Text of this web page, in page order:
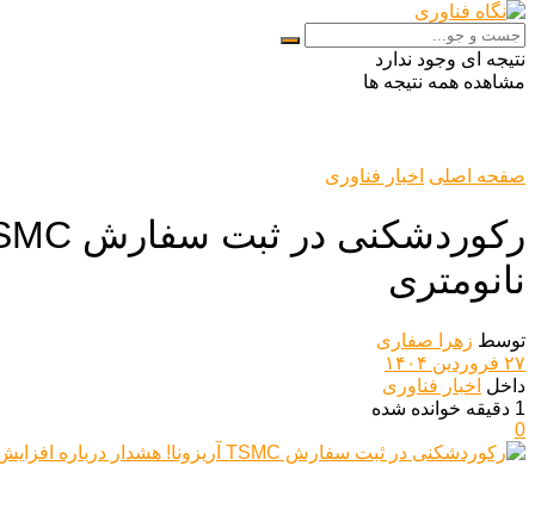
نتیجه ای وجود ندارد
مشاهده همه نتیجه ها
صفحه اصلی اخبار فناوری
نانومتری
توسط زهرا صفاری
۲۷ فروردین ۱۴۰۴
داخل اخبار فناوری
1 دقیقه خوانده شده
0